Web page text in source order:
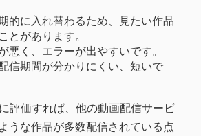
的に入れ替わるため、見たい作品
とがあります。
悪く、エラーが出やすいです。
信期間が分かりにくい、短いで
評価すれば、他の動画配信サービ
うな作品が多数配信されている点